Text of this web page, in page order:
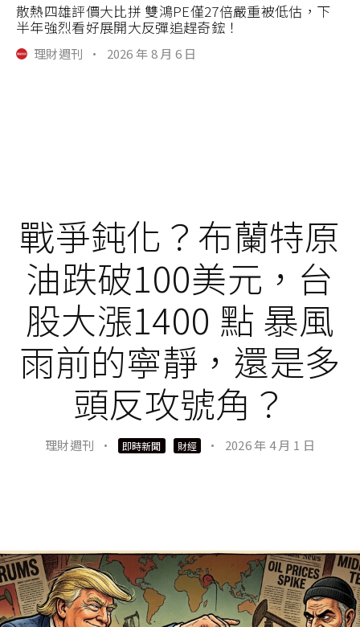
散熱四雄評價大比拼 雙鴻PE僅27倍嚴重被低估，下
半年強烈看好展開大反彈追趕奇鋐！
理財週刊 · 2026 年 8 月 6 日
戰爭鈍化？布蘭特原
油跌破100美元，台
股大漲1400 點 暴風
雨前的寧靜，還是多
頭反攻號角？
理財週刊 · 即時新聞 財經 · 2026 年 4 月 1 日